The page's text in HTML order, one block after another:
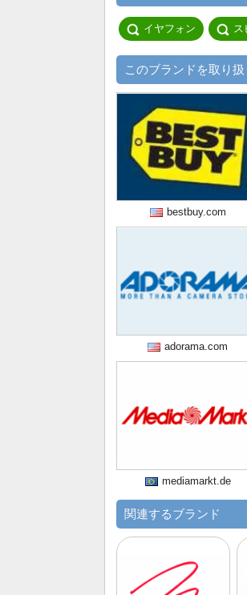
イヤフォン ス
このブランドを取り扱
bestbuy.com
adorama.com
mediamarkt.de
関連するブランド